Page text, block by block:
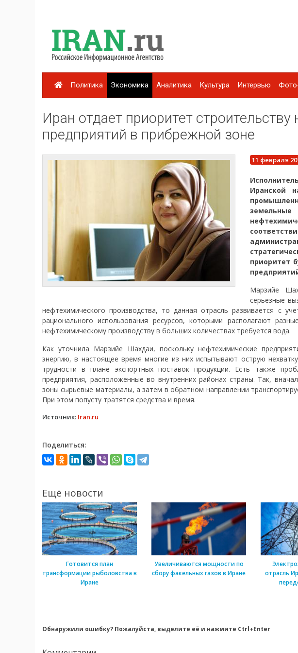
Политика Экономика Аналитика Культура Интервью
Иран отдает приоритет
предприятий в прибрежной зоне
11 февраля
Иранской
приоритет
Марзийе
серьезные
нефтехимического производства, то данная отрасль развивается с
рационального использования ресурсов, которыми располагают
нефтехимическому производству в больших количествах требуется вода.
Как уточнила Марзийе Шахдаи, поскольку нефтехимические
энергию, в настоящее время многие из них испытывают острую
трудности в плане экспортных поставок продукции. Есть также
предприятия, расположенные во внутренних районах страны. Так,
зоны сырьевые материалы, а затем в обратном направлении
При этом попусту тратятся средства и время.
Источник: Iran.ru
Поделиться:
Ещё новости
Готовится план
трансформации рыболовства в
Иране
Увеличиваются мощности по
сбору факельных газов в Иране
отрасль
Обнаружили ошибку? Пожалуйста, выделите её и нажмите Ctrl+Enter